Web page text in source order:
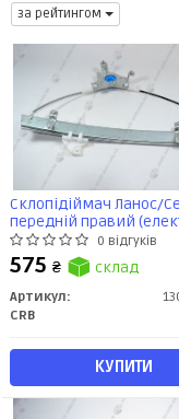
за рейтингом
Склопідіймач Ланос/
передній правий
голий (шестірня)
CRB
0 відгуків
575 ₴ склад
Артикул:
CRB
КУПИТИ